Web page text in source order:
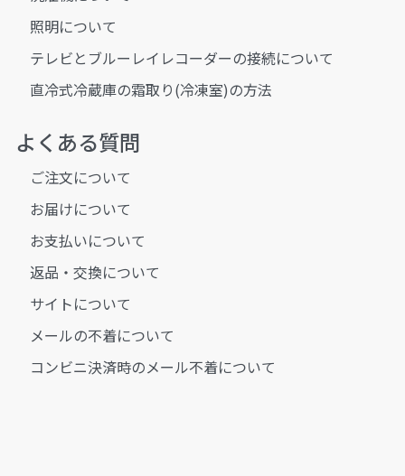
照明について
テレビとブルーレイレコーダーの接続について
直冷式冷蔵庫の霜取り(冷凍室)の方法
よくある質問
ご注文について
お届けについて
お支払いについて
返品・交換について
サイトについて
メールの不着について
コンビニ決済時のメール不着について